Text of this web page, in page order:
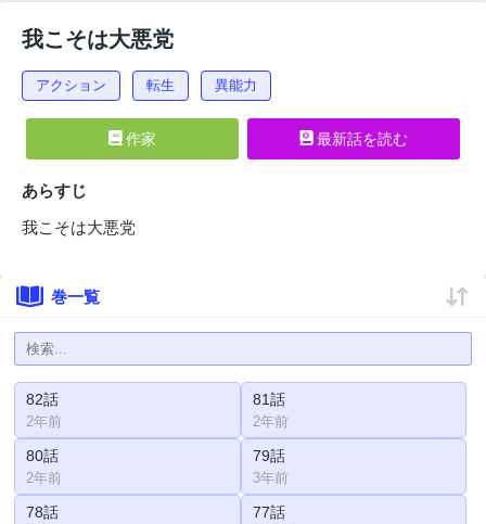
我こそは大悪党
アクション 転生 異能力
作家 最新話を読む
あらすじ
我こそは大悪党
巻一覧
82話
2年前
81話
2年前
80話
2年前
79話
3年前
78話 77話